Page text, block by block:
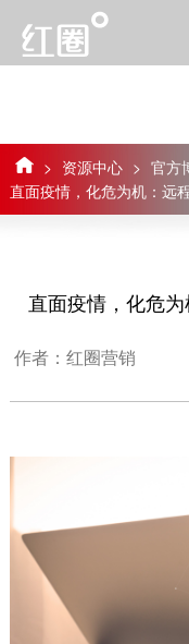
> 资源中心 > 官方
直面疫情，化危为机：远
直面疫情，化危
作者：红圈营销